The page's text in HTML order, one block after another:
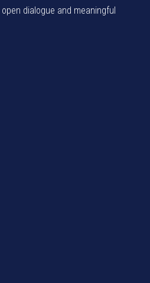
dialogue and meaningful